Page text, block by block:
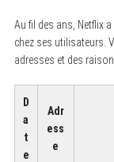
Au fil des ans, Netflix
chez ses utilisateurs.
adresses et des
D
a
t
e
Adr
ess
e